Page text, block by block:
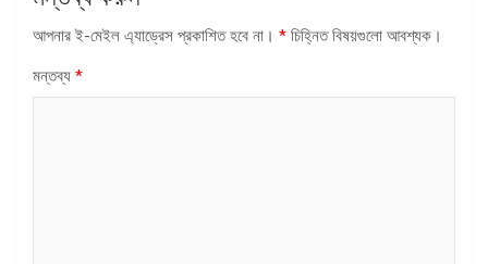
আপনার ই-মেইল এ্যাড্রেস প্রকাশিত হবে না। * চিহ্নিত বিষয়গুলো আবশ্যক।
মন্তব্য *